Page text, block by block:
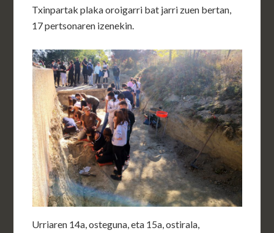
Txinpartak plaka oroigarri bat jarri zuen bertan,
17 pertsonaren izenekin.
Urriaren 14a, osteguna, eta 15a, ostirala,